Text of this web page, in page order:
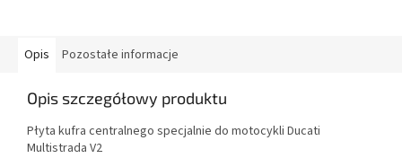
Opis Pozostałe informacje
Opis szczegółowy produktu
Płyta kufra centralnego specjalnie do motocykli Ducati
Multistrada V2